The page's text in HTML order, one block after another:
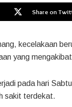
Share on
kecelakaan
yang
pada hari
sakit terdekat.